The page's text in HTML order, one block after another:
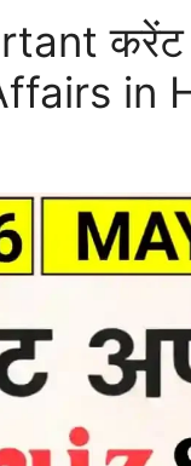
करेंट
in